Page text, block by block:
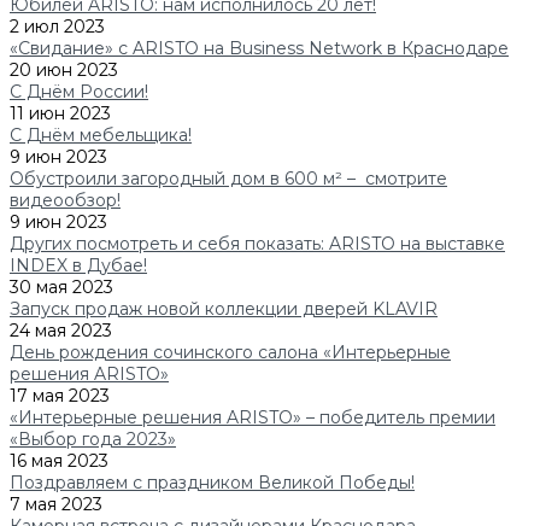
Юбилей ARISTO: нам исполнилось 20 лет!
2 июл 2023
«Свидание» с ARISTO на Business Network в Краснодаре
20 июн 2023
С Днём России!
11 июн 2023
С Днём мебельщика!
9 июн 2023
Обустроили загородный дом в 600 м² – смотрите
видеообзор!
9 июн 2023
Других посмотреть и себя показать: ARISTO на выставке
INDEX в Дубае!
30 мая 2023
Запуск продаж новой коллекции дверей KLAVIR
24 мая 2023
День рождения сочинского салона «Интерьерные
решения ARISTO»
17 мая 2023
«Интерьерные решения ARISTO» – победитель премии
«Выбор года 2023»
16 мая 2023
Поздравляем с праздником Великой Победы!
7 мая 2023